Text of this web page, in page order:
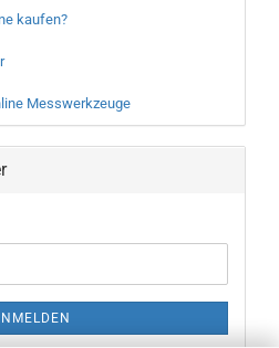
kaufen?
Messwerkzeuge